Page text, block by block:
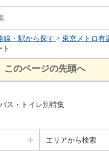
線・駅から探す > 東京メトロ有
ト
このページの先頭へ
バス・トイレ別特集
エリアから検索